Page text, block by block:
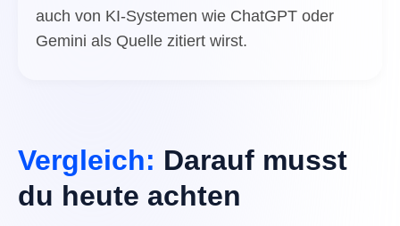
auch von KI-Systemen wie ChatGPT oder
Gemini als Quelle zitiert wirst.
Vergleich: Darauf musst
du heute achten